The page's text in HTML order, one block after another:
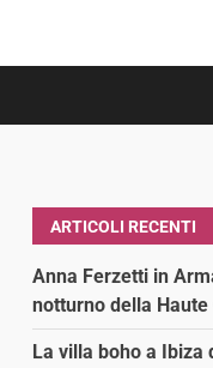
ARTICOLI RECENTI
Anna Ferzetti in
notturno della
La villa boho a Ibiza